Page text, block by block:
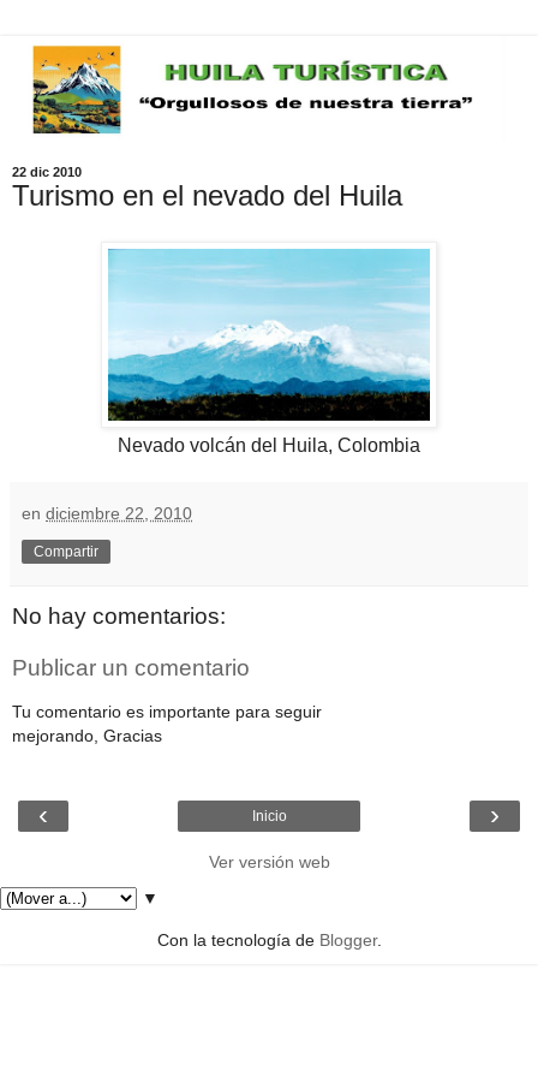
22 dic 2010
Turismo en el nevado del Huila
Nevado volcán del Huila, Colombia
en diciembre 22, 2010
Compartir
No hay comentarios:
Publicar un comentario
Tu comentario es importante para seguir
mejorando, Gracias
‹ ›
Inicio
Ver versión web
▼
Con la tecnología de Blogger.